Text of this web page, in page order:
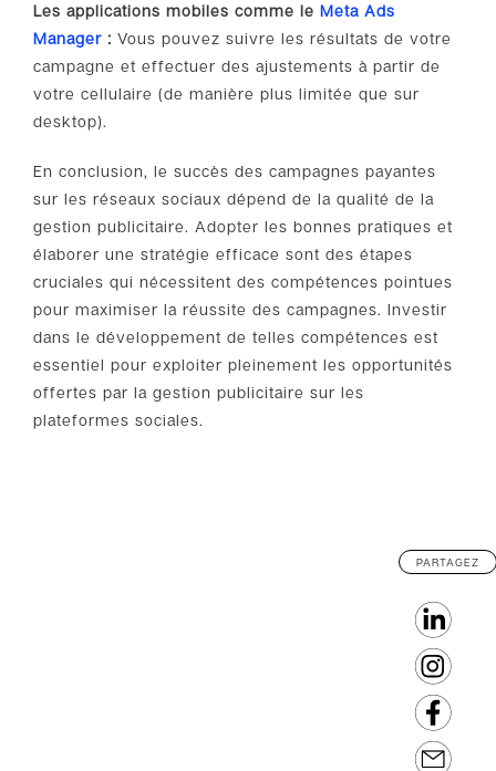
Les applications mobiles comme le Meta Ads
Manager : Vous pouvez suivre les résultats de votre
campagne et effectuer des ajustements à partir de
votre cellulaire (de manière plus limitée que sur
desktop).
En conclusion, le succès des campagnes payantes
sur les réseaux sociaux dépend de la qualité de la
gestion publicitaire. Adopter les bonnes pratiques et
élaborer une stratégie efficace sont des étapes
cruciales qui nécessitent des compétences pointues
pour maximiser la réussite des campagnes. Investir
dans le développement de telles compétences est
essentiel pour exploiter pleinement les opportunités
offertes par la gestion publicitaire sur les
plateformes sociales.
PARTAGEZ